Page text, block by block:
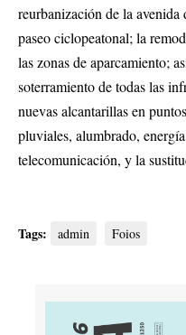
reurbanización de la
paseo ciclopeatonal; la
las zonas de aparcamiento;
soterramiento de todas las
nuevas alcantarillas en
pluviales, alumbrado,
telecomunicación, y la
Tags: admin Foios